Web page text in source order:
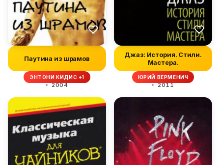
Паутина из шрамов
ЭНТОНИ КИДИС +1
2004
Джаз: История. Стили.
Мастера.
ЮРИЙ ВЕРМЕНИЧ
2011